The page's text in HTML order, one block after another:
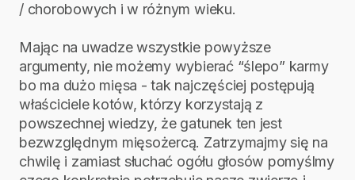
/ chorobowych i w różnym wieku.
Mając na uwadze wszystkie powyższe
argumenty, nie możemy wybierać “ślepo” karmy
bo ma dużo mięsa - tak najczęściej postępują
właściciele kotów, którzy korzystają z
powszechnej wiedzy, że gatunek ten jest
bezwzględnym mięsożercą. Zatrzymajmy się na
chwilę i zamiast słuchać ogółu głosów pomyślmy